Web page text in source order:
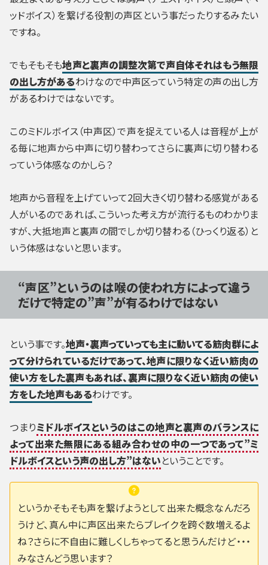
ッドボイス）を繋げる役割の声区という事だったりするみたい
ですね。
でもそもそも地声と裏声の調整次第で声自体それはもう無限
の出し方があるわけなので中声区っていう特定の声の出し方
があるわけではないです。
このミドルボイス（中声区）で声を捉えている人は音程が上が
る毎に地声から中声に切り替わってさらに裏声に切り替わる
っていう体感なのかしら？
地声から音程を上げていって2回大きく切り替わる感覚がある
人がいるのであれば、こういった考え方が流行るものわかりま
すが、大抵地声と裏声の間でしか切り替わる（ひっくり返る）と
いう体感はないと思います。
“声区”というのは喉の使われ方によって違う
だけで特定の”声”が有るわけではない
という事です。地声・裏声っていっても主に動いてる筋肉群によ
って分けられているだけであって、地声に限りなく近い筋肉の
使い方をした裏声もあれば、裏声に限りなく近い筋肉の使い
方をした地声もあるわけです。
つまりミドルボイスというのはこの地声と裏声のバランスに
よって出来た無限にある組み合わせの中の一つであって”ミ
ドルボイスという声の出し方”はないということです。
というかそもそも声を繋げようとして出来た概念なんだろ
うけど、真ん中に声区出来たらブレイクを跨ぐ数増えるよ
ね？さらに不自由に難しくしちゃってると思うんだけど・・・
みなさんどう思います？